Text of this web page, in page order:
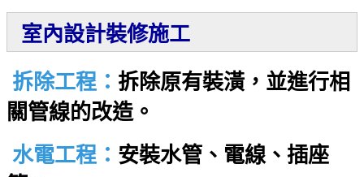
室內設計裝修施工
拆除工程： 拆除原有裝潢，並進行相
關管線的改造。
水電工程： 安裝水管、電線、插座